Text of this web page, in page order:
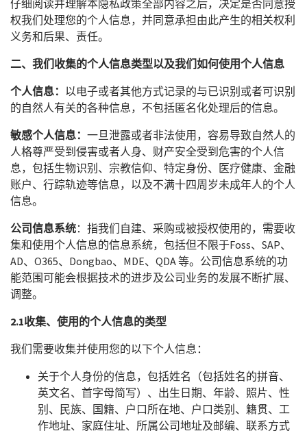
仔细阅读并理解本隐私政策全部内容之后，决定是否同意授
权我们处理您的个人信息，并同意承担由此产生的相关权利
义务和后果、责任。
二、我们收集的个人信息类型以及我们如何使用个人信息
个人信息： 以电子或者其他方式记录的与已识别或者可识别
的自然人有关的各种信息，不包括匿名化处理后的信息。
敏感个人信息： 一旦泄露或者非法使用，容易导致自然人的
人格尊严受到侵害或者人身、财产安全受到危害的个人信
息，包括生物识别、宗教信仰、特定身份、医疗健康、金融
账户、行踪轨迹等信息，以及不满十四周岁未成年人的个人
信息。
公司信息系统：指我们自建、采购或被授权使用的，需要收
集和使用个人信息的信息系统，包括但不限于Foss、SAP、
AD、O365、Dongbao、MDE、QDA 等。公司信息系统的功
能范围可能会根据技术的进步及公司业务的发展不断扩展、
调整。
2.1收集、使用的个人信息的类型
我们需要收集并使用您的以下个人信息：
关于个人身份的信息，包括姓名（包括姓名的拼音、
英文名、首字母简写）、出生日期、年龄、照片、性
别、民族、国籍、户口所在地、户口类别、籍贯、工
作地址、家庭住址、所属公司地址及邮编、联系方式